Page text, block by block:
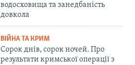
водосховища та занедбаність
довкола
ВІЙНА ТА КРИМ
Сорок днів, сорок ночей. Про
результати кримської операції з